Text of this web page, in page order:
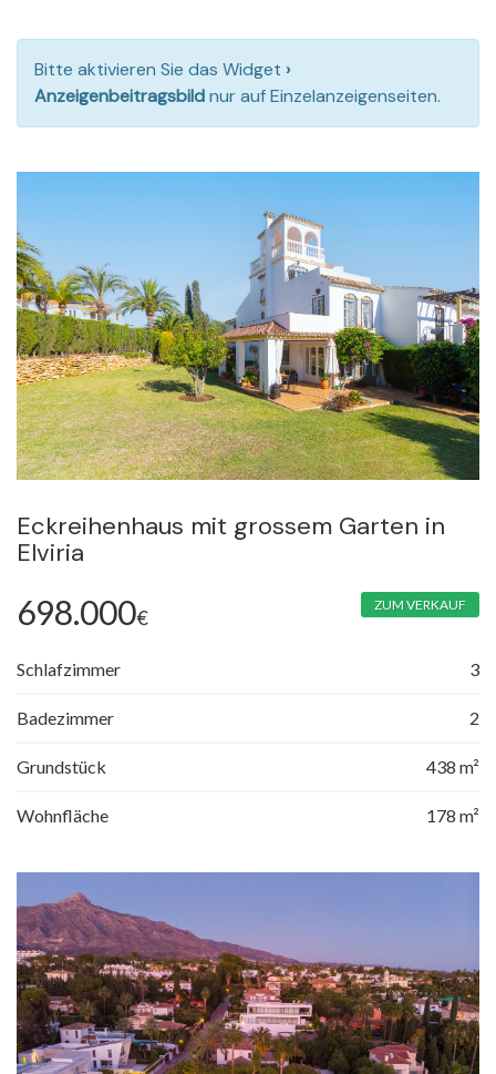
Bitte aktivieren Sie das Widget ›
Anzeigenbeitragsbildnur auf Einzelanzeigenseiten.
Eckreihenhaus mit grossem Garten in
Elviria
698.000€
ZUM VERKAUF
Schlafzimmer 3
Badezimmer 2
Grundstück 438 m²
Wohnfläche 178 m²